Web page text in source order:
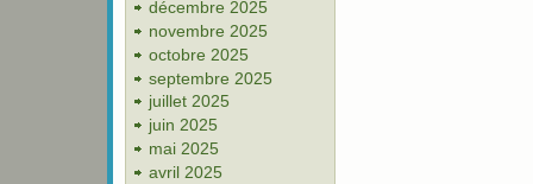
décembre 2025
novembre 2025
octobre 2025
septembre 2025
juillet 2025
juin 2025
mai 2025
avril 2025